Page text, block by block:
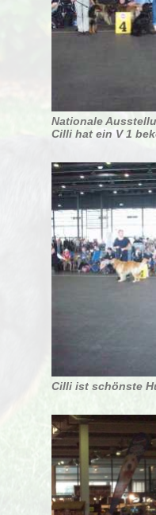
Nationale
Cilli hat ein V 1
Cilli ist schönste